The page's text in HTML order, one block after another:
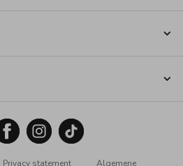
Privacy statement Algemene